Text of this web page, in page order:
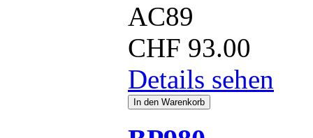
AC89
CHF 93.00
Details sehen